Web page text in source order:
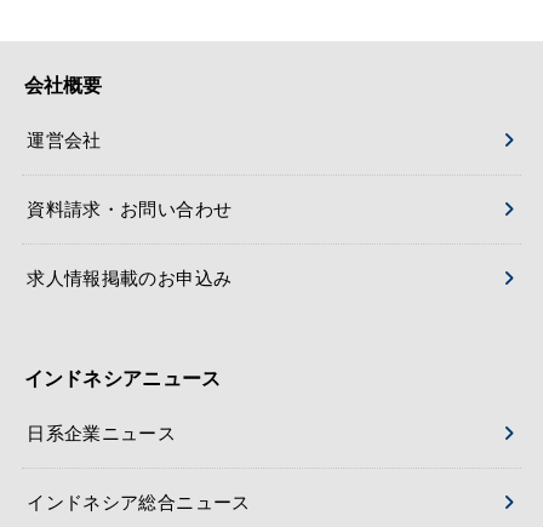
会社概要
運営会社
資料請求・お問い合わせ
求人情報掲載のお申込み
インドネシアニュース
日系企業ニュース
インドネシア総合ニュース